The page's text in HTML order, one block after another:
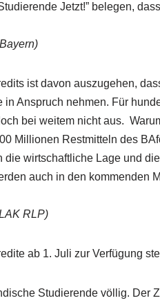
Jetzt!” belegen,
ist davon auszugehen,
Anspruch nehmen. Für
bei weitem nicht aus.
Millionen Restmitteln des
wirtschaftliche Lage und
auch in den kommenden
RLP)
ab 1. Juli zur Verfügung
Studierende völlig. Der